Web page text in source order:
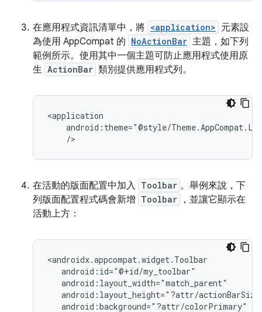
在應用程式資訊清單中，將 <application> 元素設
為使用 AppCompat 的 NoActionBar 主題，如下列
範例所示。使用其中一個主題可防止應用程式使用原
生 ActionBar 類別提供應用程式列。
/>
在活動的版面配置中加入 Toolbar 。舉例來說，下
列版面配置程式碼會新增 Toolbar
，並讓它顯示在
活動上方：